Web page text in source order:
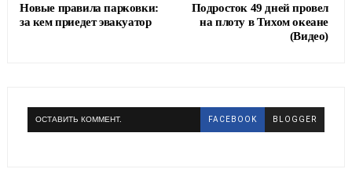
Подросток 49 дней провел
на плоту в Тихом океане
(Видео)
Новые правила парковки:
за кем приедет эвакуатор
ОСТАВИТЬ КОММЕНТ. FACEBOOK BLOGGER